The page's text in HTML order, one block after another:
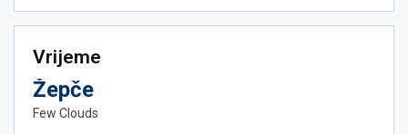
Vrijeme
Žepče
Few Clouds